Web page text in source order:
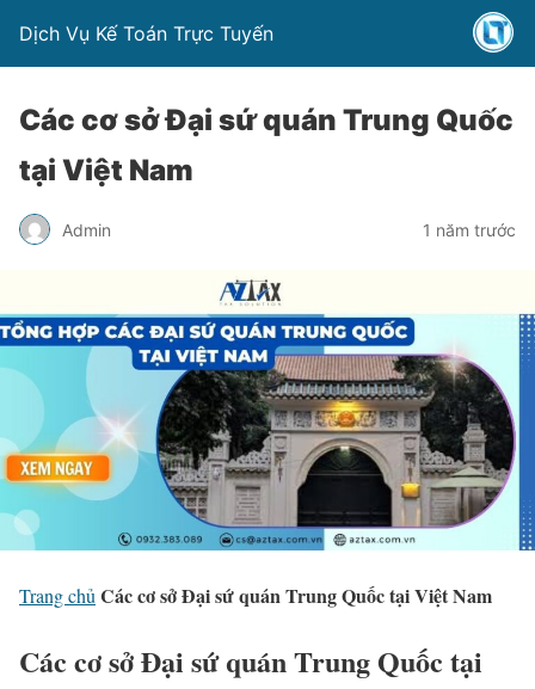
Dịch Vụ Kế Toán Trực Tuyến
Các cơ sở Đại sứ quán Trung Quốc
tại Việt Nam
Admin 1 năm trước
Trang chủ Các cơ sở Đại sứ quán Trung Quốc tại Việt Nam
Các cơ sở Đại sứ quán Trung Quốc tại